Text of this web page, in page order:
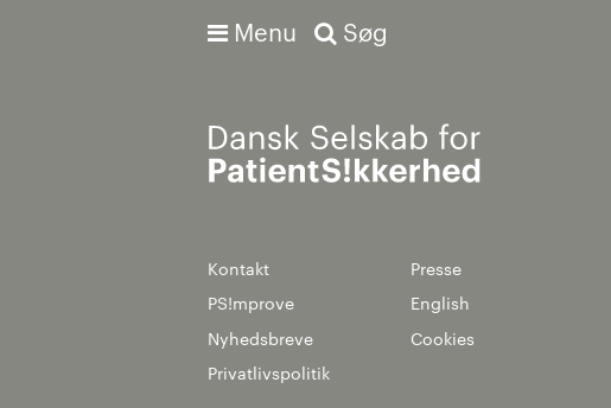
Menu Søg
Kontakt
Presse
PS!mprove
English
Nyhedsbreve
Cookies
Privatlivspolitik